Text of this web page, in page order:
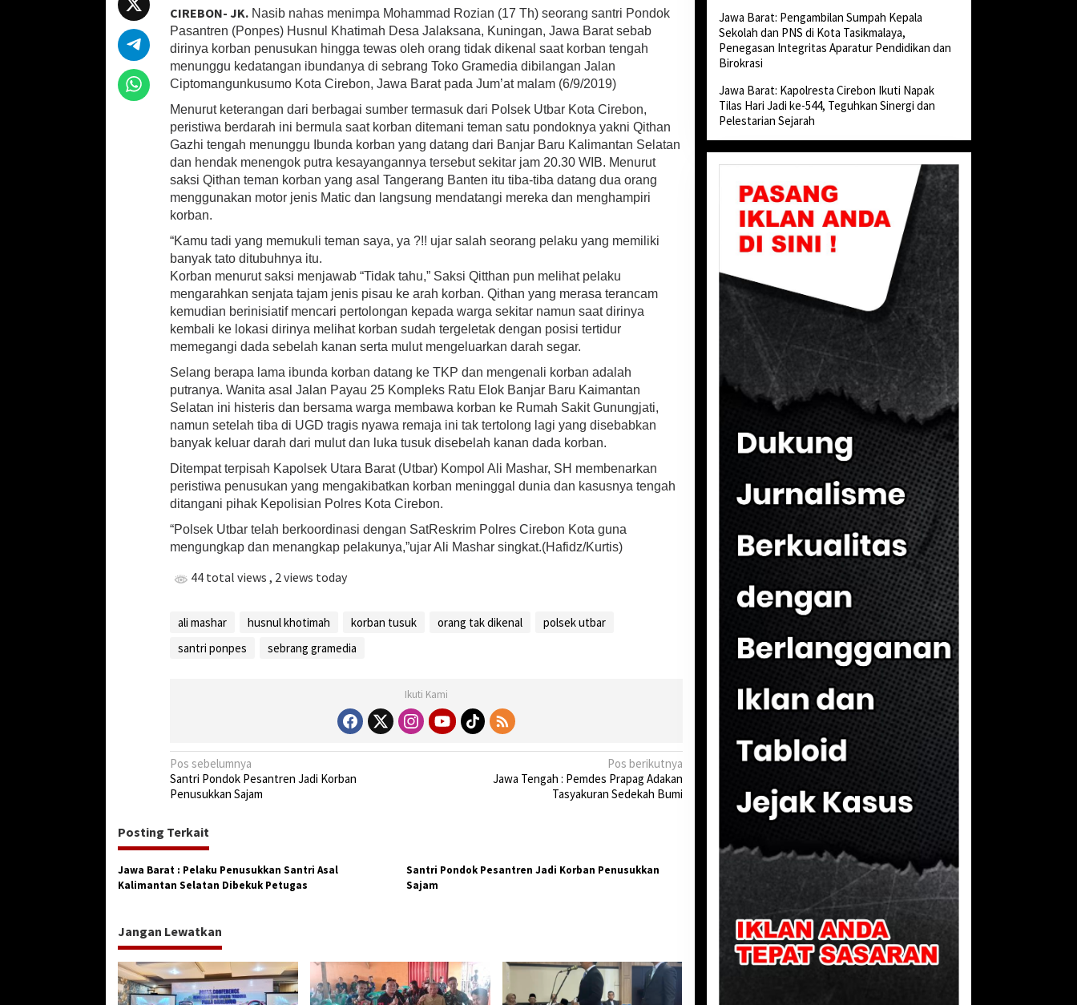
s
u
k
O
r
a
g
T
a
k
D
K
e
n
a
l
,
S
a
n
t
i
A
s
a
l
K
A
L
E
L
T
w
at
sA
p
p
b
o
o
k
ai
l
ar
e
CIREBON- JK.Nasib nahas menimpa Mohammad Rozian (17 Th) seorang santri Pondok
Pasantren (Ponpes) Husnul Khatimah Desa Jalaksana, Kuningan, Jawa Barat sebab
dirinya korban penusukan hingga tewas oleh orang tidak dikenal saat korban tengah
menunggu kedatangan ibundanya di sebrang Toko Gramedia dibilangan Jalan
Ciptomangunkusumo Kota Cirebon, Jawa Barat pada Jum’at malam (6/9/2019)
Menurut keterangan dari berbagai sumber termasuk dari Polsek Utbar Kota Cirebon,
peristiwa berdarah ini bermula saat korban ditemani teman satu pondoknya yakni Qithan
Gazhi tengah menunggu Ibunda korban yang datang dari Banjar Baru Kalimantan Selatan
dan hendak menengok putra kesayangannya tersebut sekitar jam 20.30 WIB. Menurut
saksi Qithan teman korban yang asal Tangerang Banten itu tiba-tiba datang dua orang
menggunakan motor jenis Matic dan langsung mendatangi mereka dan menghampiri
korban.
“Kamu tadi yang memukuli teman saya, ya ?!! ujar salah seorang pelaku yang memiliki
banyak tato ditubuhnya itu.
Korban menurut saksi menjawab “Tidak tahu,” Saksi Qitthan pun melihat pelaku
mengarahkan senjata tajam jenis pisau ke arah korban. Qithan yang merasa terancam
kemudian berinisiatif mencari pertolongan kepada warga sekitar namun saat dirinya
kembali ke lokasi dirinya melihat korban sudah tergeletak dengan posisi tertidur
memegangi dada sebelah kanan serta mulut mengeluarkan darah segar.
Selang berapa lama ibunda korban datang ke TKP dan mengenali korban adalah
putranya. Wanita asal Jalan Payau 25 Kompleks Ratu Elok Banjar Baru Kaimantan
Selatan ini histeris dan bersama warga membawa korban ke Rumah Sakit Gunungjati,
namun setelah tiba di UGD tragis nyawa remaja ini tak tertolong lagi yang disebabkan
banyak keluar darah dari mulut dan luka tusuk disebelah kanan dada korban.
Ditempat terpisah Kapolsek Utara Barat (Utbar) Kompol Ali Mashar, SH membenarkan
peristiwa penusukan yang mengakibatkan korban meninggal dunia dan kasusnya tengah
ditangani pihak Kepolisian Polres Kota Cirebon.
“Polsek Utbar telah berkoordinasi dengan SatReskrim Polres Cirebon Kota guna
mengungkap dan menangkap pelakunya,”ujar Ali Mashar singkat.(Hafidz/Kurtis)
44 total views , 2 views today
ali mashar husnul khotimah korban tusuk orang tak dikenal
polsek utbar
santri ponpes
sebrang gramedia
Ikuti Kami
N
a
i
g
a
i
p
o
s
Pos sebelumnya
Santri Pondok Pesantren Jadi Korban
Penusukkan Sajam
Pos berikutnya
Jawa Tengah : Pemdes Prapag Adakan
Tasyakuran Sedekah Bumi
Posting Terkait
Jawa Barat : Pelaku Penusukkan Santri Asal
Kalimantan Selatan Dibekuk Petugas
Santri Pondok Pesantren Jadi Korban Penusukkan
Sajam
Jangan Lewatkan
Jawa Barat: Pengambilan Sumpah Kepala
Sekolah dan PNS di Kota Tasikmalaya,
Penegasan Integritas Aparatur Pendidikan dan
Birokrasi
Jawa Barat: Kapolresta Cirebon Ikuti Napak
Tilas Hari Jadi ke-544, Teguhkan Sinergi dan
Pelestarian Sejarah